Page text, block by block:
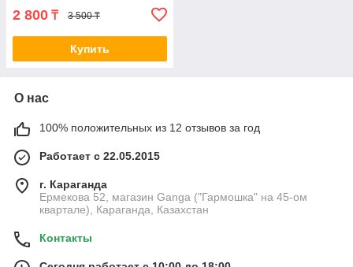
2 800 ₸ 3 500 ₸
Купить
О нас
100% положительных из 12 отзывов за год
Работает с 22.05.2015
г. Караганда
Ермекова 52, магазин Ganga ("Гармошка" на 45-ом
квартале), Караганда, Казахстан
Контакты